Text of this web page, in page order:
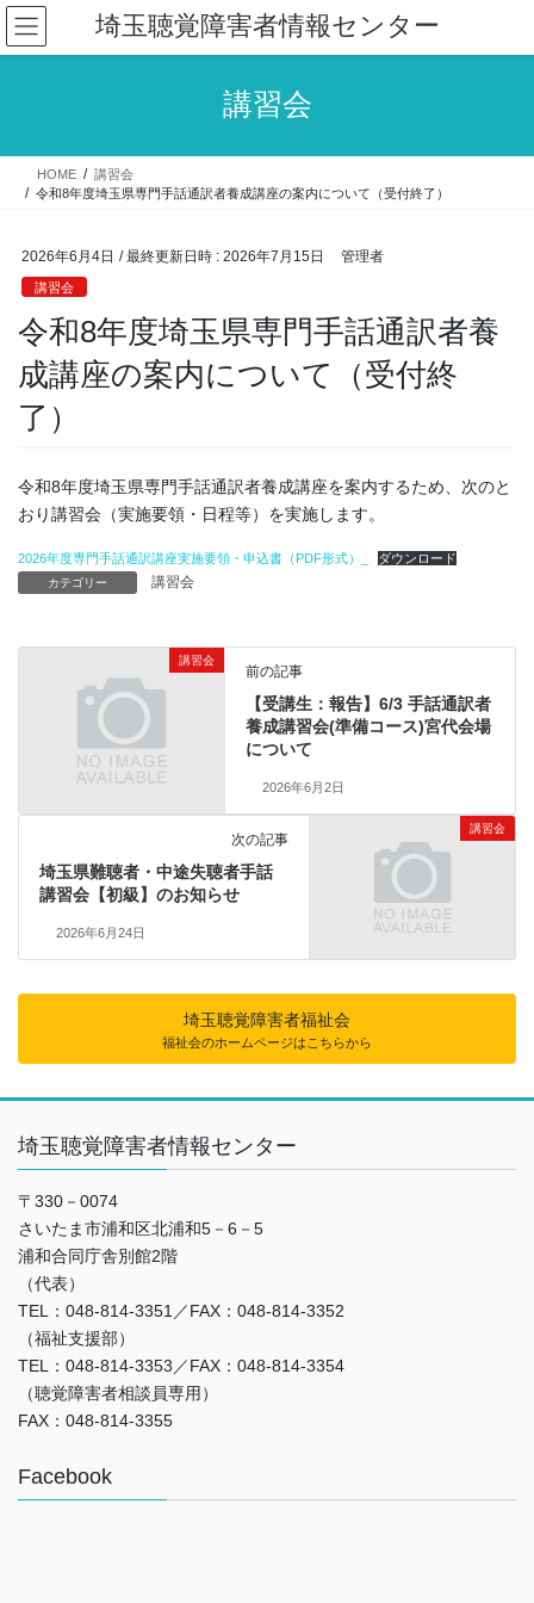
コ
ン
テ
ス
ナ
ビ
ゲ
ン
埼玉聴覚障害者情報センター
講習会
HOME
講習会
令和8年度埼玉県専門手話通訳者養成講座の案内について（受付終了）
2026年6月4日 / 最終更新日時 : 2026年7月15日 管理者
講習会
令和8年度埼玉県専門手話通訳者養
成講座の案内について（受付終
了）
令和8年度埼玉県専門手話通訳者養成講座を案内するため、次のと
おり講習会（実施要領・日程等）を実施します。
2026年度専門手話通訳講座実施要領・申込書（PDF形式）_ ダウンロード
カテゴリー 講習会
講習会
前の記事
【受講生：報告】6/3 手話通訳者
養成講習会(準備コース)宮代会場
について
2026年6月2日
講習会
次の記事
埼玉県難聴者・中途失聴者手話
講習会【初級】のお知らせ
2026年6月24日
埼玉聴覚障害者福祉会
福祉会のホームページはこちらから
埼玉聴覚障害者情報センター
〒330－0074
さいたま市浦和区北浦和5－6－5
浦和合同庁舎別館2階
（代表）
TEL：048‐814‐3351／FAX：048‐814-3352
（福祉支援部）
TEL：048‐814-3353／FAX：048‐814-3354
（聴覚障害者相談員専用）
FAX：048‐814-3355
Facebook